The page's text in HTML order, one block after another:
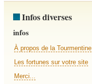
Infos diverses
infos
À propos de la Tourmentine
Les fortunes sur votre site
Merci...